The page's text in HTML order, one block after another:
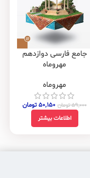
جامع فارسی دوازدهم
مهروماه
مهروماه
۵۹,۰۰۰تومان ۵۰,۱۵۰ تومان
اطلاعات بیشتر